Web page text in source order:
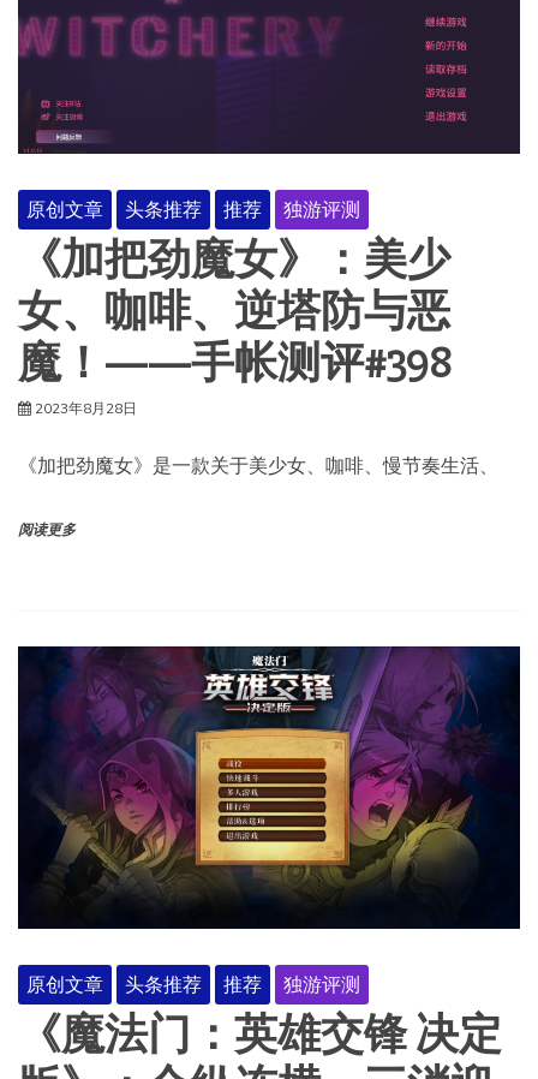
原创文章 头条推荐 推荐 独游评测
《加把劲魔女》：美少
女、咖啡、逆塔防与恶
魔！——手帐测评#398
2023年8月28日
《加把劲魔女》是一款关于美少女、咖啡、慢节奏生活、
阅读更多
原创文章 头条推荐 推荐 独游评测
《魔法门：英雄交锋 决定